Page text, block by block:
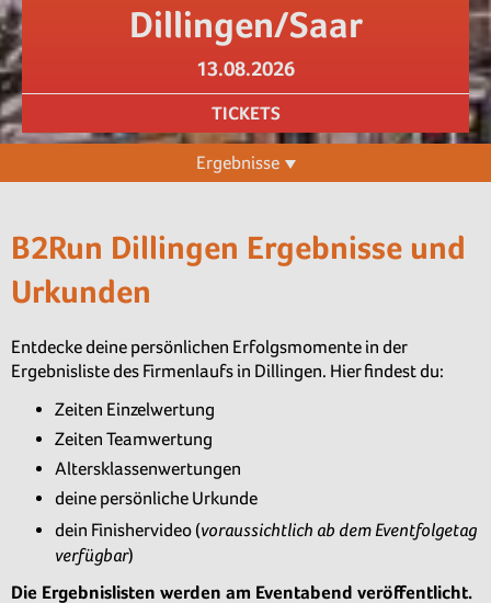
Dillingen/Saar
13.08.2026
TICKETS
Ergebnisse
B2Run Dillingen Ergebnisse und
Urkunden
Entdecke deine persönlichen Erfolgsmomente in der
Ergebnisliste des Firmenlaufs in Dillingen. Hier findest du:
Zeiten Einzelwertung
Zeiten Teamwertung
Altersklassenwertungen
deine persönliche Urkunde
dein Finishervideo (voraussichtlich ab dem Eventfolgetag
verfügbar)
Die Ergebnislisten werden am Eventabend veröffentlicht.